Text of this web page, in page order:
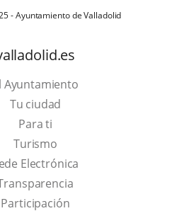
- Ayuntamiento de Valladolid
Ayuntamiento
Tu ciudad
Para ti
TurismoThis
link
will
open
Electrónica
Participación